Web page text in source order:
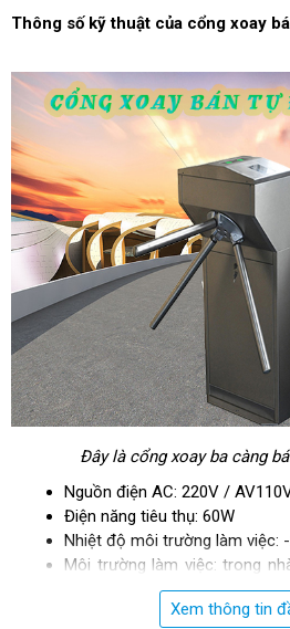
Thông số kỹ thuật của cổng xoay
Đây là cổng xoay ba càng
Nguồn điện AC: 220V /
Điện năng tiêu thụ: 60W
Nhiệt độ môi trường làm việc:
Môi trường làm việc: trong
Chất liệu: SU304 thép không gỉ
Xem thông tin